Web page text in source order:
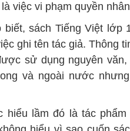
việc vi phạm quyền
sách Tiếng Việt lớp
ghi tên tác giả. Thông
sử dụng nguyên
và ngoài nước
hiểu lầm đó là tác